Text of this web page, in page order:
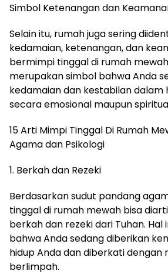
Simbol Ketenangan dan
Selain itu, rumah juga sering
kedamaian, ketenangan, dan
bermimpi tinggal di rumah
merupakan simbol bahwa Anda
kedamaian dan kestabilan dalam
secara emosional maupun
15 Arti Mimpi Tinggal Di Rumah
Agama dan Psikologi
1. Berkah dan Rezeki
Berdasarkan sudut pandang
tinggal di rumah mewah bisa
berkah dan rezeki dari Tuhan. Hal
bahwa Anda sedang diberikan
hidup Anda dan diberkati dengan
berlimpah.